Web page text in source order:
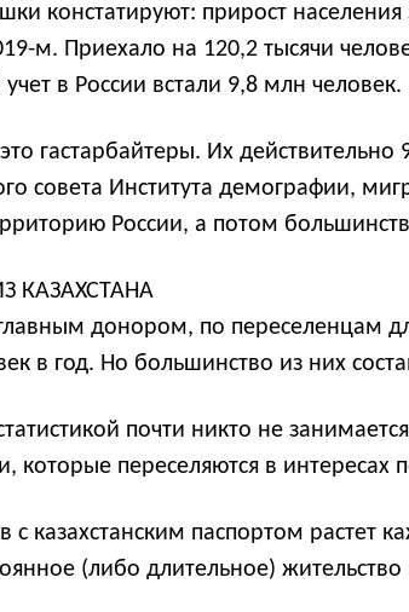
констатируют: прирост населения
м. Приехало на 120,2 тысячи
в России встали 9,8 млн
гастарбайтеры. Их
совета Института демографии,
России, а потом
КАЗАХСТАНА
донором, по переселенцам
в год. Но большинство из них
почти никто не
которые переселяются в
с казахстанским паспортом растет
(либо длительное)